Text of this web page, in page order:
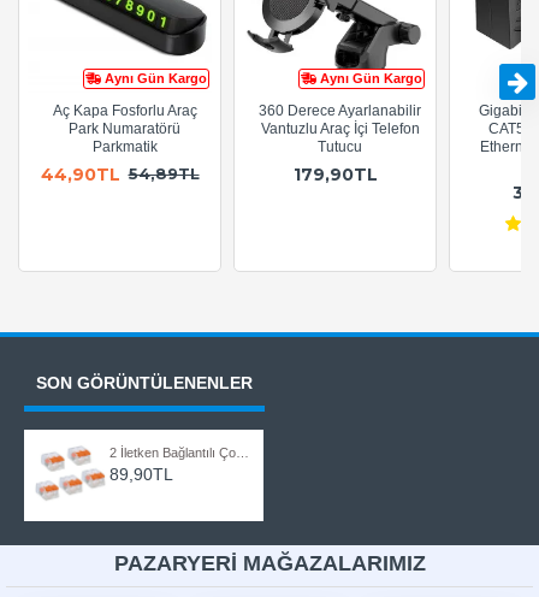
Aynı Gün Kargo
Aç Kapa Fosforlu Araç
Park Numaratörü
Parkmatik
44,90TL 54,89TL
Aynı Gün Kargo
360 Derece Ayarlanabilir
Vantuzlu Araç İçi Telefon
Tutucu
179,90TL
Gigabit
CAT5e
SON GÖRÜNTÜLENENLER
2 İletken Bağlantılı Çok Amaçlı Tırnaklı Buat Klemens - 5 Adet
89,90TL
PAZARYERİ MAĞAZALARIMIZ